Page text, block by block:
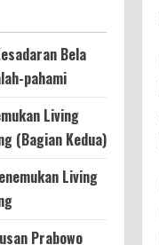
Bela
pahami
Living
(Bagian Kedua)
Living
Prabowo